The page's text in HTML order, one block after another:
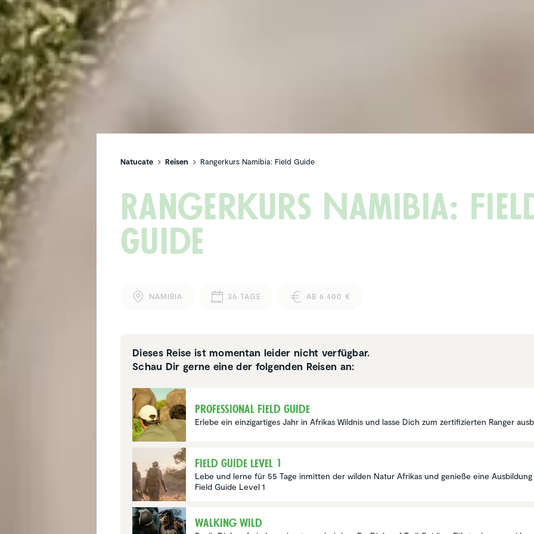
Natucate Reisen Rangerkurs Namibia: Field Guide
Ranger­kurs Namibia:
Guide
NAMIBIA 36 TAGE AB 6.400 €
Dieses Reise ist momentan leider nicht verfügbar.
Schau Dir gerne eine der folgenden Reisen an:
Profes­sional Field Guide
Erlebe ein einzigartiges Jahr in Afrikas Wildnis und lasse Dich zum zertifizierten Ranger
Field Guide Level 1
Lebe und lerne für 55 Tage inmitten der wilden Natur Afrikas und genieße eine Ausbildung
Field Guide Level 1
Walking Wild